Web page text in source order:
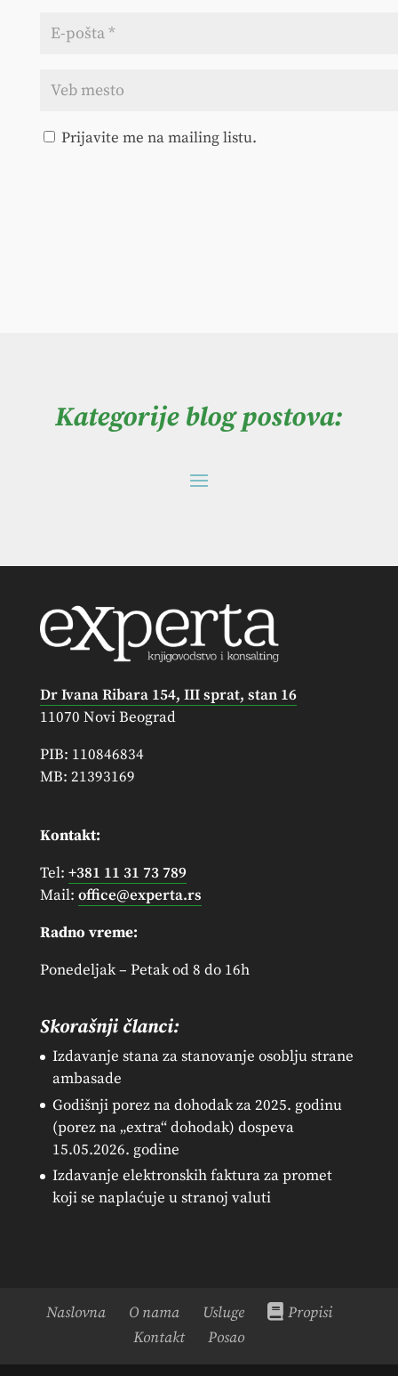
Prijavite me na mailing listu.
Kategorije blog postova:
Dr Ivana Ribara 154, III sprat, stan 16
11070 Novi Beograd
PIB: 110846834
MB: 21393169
Kontakt:
Tel: +381 11 31 73 789
Mail: office@experta.rs
Radno vreme:
Ponedeljak – Petak od 8 do 16h
Skorašnji članci:
Izdavanje stana za stanovanje osoblju strane
ambasade
Godišnji porez na dohodak za 2025. godinu
(porez na „extra“ dohodak) dospeva
15.05.2026. godine
Izdavanje elektronskih faktura za promet
koji se naplaćuje u stranoj valuti
Naslovna O nama Usluge
Propisi
Kontakt
Posao